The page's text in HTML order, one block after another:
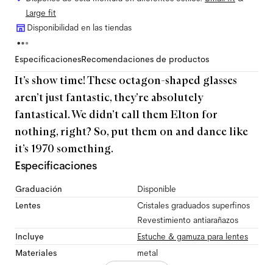
Large fit
Disponibilidad en las tiendas
EspecificacionesRecomendaciones de productos
It’s show time! These octagon-shaped glasses
aren’t just fantastic, they’re absolutely
fantastical. We didn’t call them Elton for
nothing, right? So, put them on and dance like
it’s 1970 something.
Especificaciones
Graduación
Disponible
Lentes
Cristales graduados superfinos
Revestimiento antiarañazos
Incluye
Estuche & gamuza para lentes
Materiales
metal